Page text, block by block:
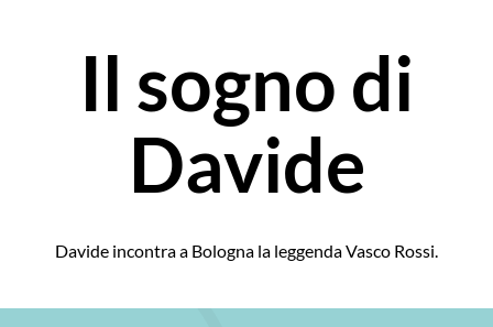
Il sogno di
Davide
Davide incontra a Bologna la leggenda Vasco Rossi.